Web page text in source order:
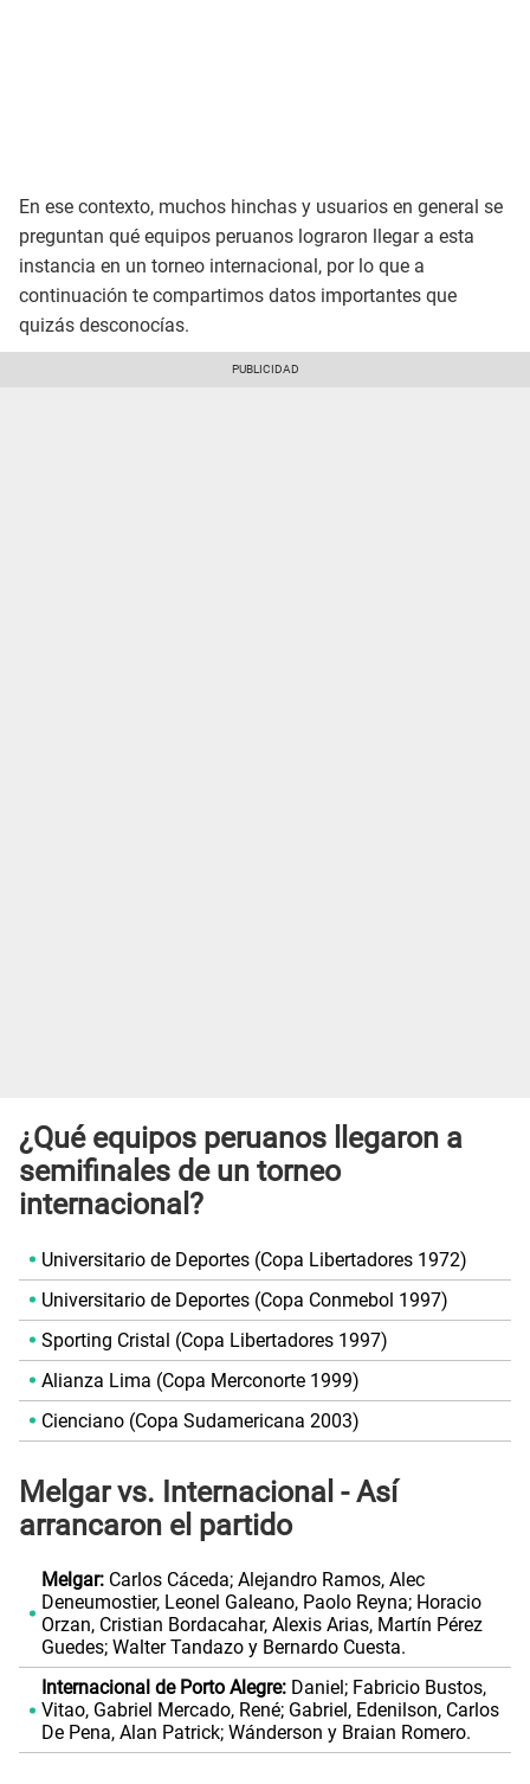
En ese contexto, muchos hinchas y usuarios en general se
preguntan qué equipos peruanos lograron llegar a esta
instancia en un torneo internacional, por lo que a
continuación te compartimos datos importantes que
quizás desconocías.
¿Qué equipos peruanos llegaron a
semifinales de un torneo
internacional?
Universitario de Deportes (Copa Libertadores 1972)
Universitario de Deportes (Copa Conmebol 1997)
Sporting Cristal (Copa Libertadores 1997)
Alianza Lima (Copa Merconorte 1999)
Cienciano (Copa Sudamericana 2003)
Melgar vs. Internacional - Así
arrancaron el partido
Melgar: Carlos Cáceda; Alejandro Ramos, Alec
Deneumostier, Leonel Galeano, Paolo Reyna; Horacio
Orzan, Cristian Bordacahar, Alexis Arias, Martín Pérez
Guedes; Walter Tandazo y Bernardo Cuesta.
Internacional de Porto Alegre:Daniel; Fabricio Bustos,
Vitao, Gabriel Mercado, René; Gabriel, Edenilson, Carlos
De Pena, Alan Patrick; Wánderson y Braian Romero.